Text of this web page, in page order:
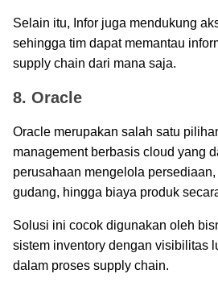
Selain itu, Infor juga mendukung
sehingga tim dapat memantau
supply chain dari mana saja.
8. Oracle
Oracle merupakan salah satu
management berbasis cloud yang
perusahaan mengelola
gudang, hingga biaya produk
Solusi ini cocok digunakan oleh
sistem inventory dengan visibilitas
dalam proses supply chain.